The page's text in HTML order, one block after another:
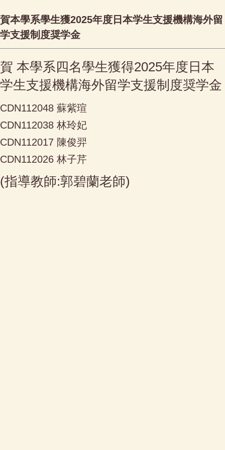
賀本學系學生獲2025年度日本学生支援機構海外留
学支援制度奨学金
賀 本學系四名學生獲得2025年度日本
学生支援機構海外留学支援制度奨学金
CDN112048 蘇紫瑄
CDN112038 林玲妃
CDN112017 陳俊羿
CDN112026 林子芹
(指導教師:郭碧蘭老師)